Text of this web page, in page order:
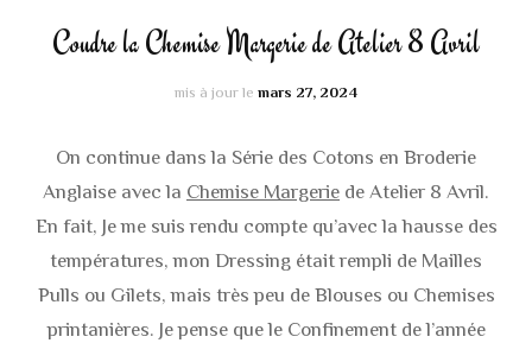
Coudre la Chemise Margerie de Atelier 8 Avril
mis à jour le mars 27, 2024
On continue dans la Série des Cotons en Broderie
Anglaise avec la Chemise Margerie de Atelier 8 Avril.
En fait, Je me suis rendu compte qu’avec la hausse des
températures, mon Dressing était rempli de Mailles
Pulls ou Gilets, mais très peu de Blouses ou Chemises
printanières. Je pense que le Confinement de l’année